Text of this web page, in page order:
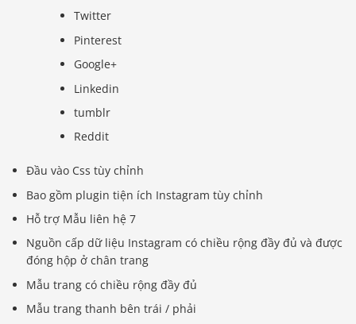
Twitter
Pinterest
Google+
Linkedin
tumblr
Reddit
Đầu vào Css tùy chỉnh
Bao gồm plugin tiện ích Instagram tùy chỉnh
Hỗ trợ Mẫu liên hệ 7
Nguồn cấp dữ liệu Instagram có chiều rộng đầy đủ và được
đóng hộp ở chân trang
Mẫu trang có chiều rộng đầy đủ
Mẫu trang thanh bên trái / phải